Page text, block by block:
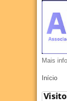
Mais
Início